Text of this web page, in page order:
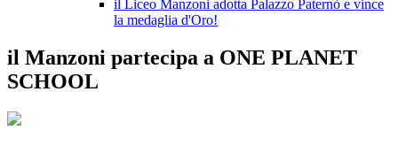
il Liceo Manzoni adotta Palazzo Paternò e vince
la medaglia d'Oro!
il Manzoni partecipa a ONE PLANET
SCHOOL